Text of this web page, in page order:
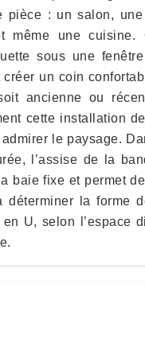
pièce : un salon, une
une cuisine.
sous une
créer un coin
ancienne ou
cette installation
le paysage.
l’assise de la
baie fixe et permet
déterminer la forme
U, selon l’espace